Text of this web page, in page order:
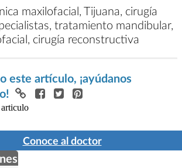
maxilofacial, Tijuana, cirugía
tratamiento mandibular,
cirugía reconstructiva
este artículo, ¡ayúdanos
Conoce al doctor